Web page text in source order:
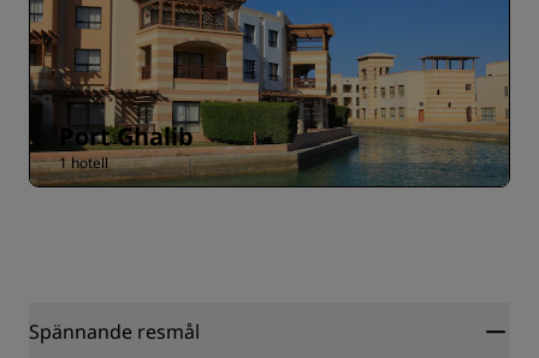
Port Ghalib
1 hotell
Spännande resmål